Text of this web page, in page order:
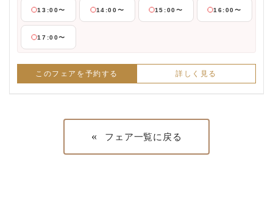
13:00〜 14:00〜 15:00〜 16:00〜
17:00〜
このフェアを予約する 詳しく見る
« フェア一覧に戻る